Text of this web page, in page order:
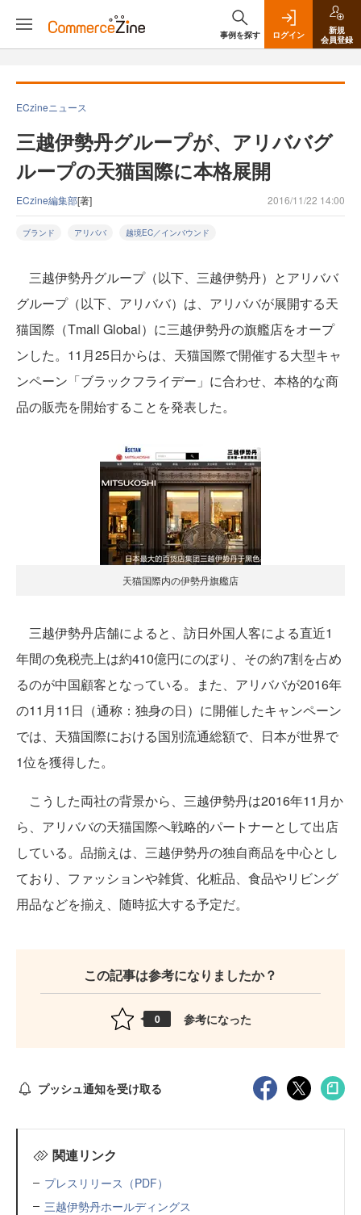
事例を探す ログイン
新規
会員登録
ECzineニュース
三越伊勢丹グループが、アリババグ
ループの天猫国際に本格展開
ECzine編集部[著] 2016/11/22 14:00
ブランド アリババ 越境EC／インバウンド
三越伊勢丹グループ（以下、三越伊勢丹）とアリババ
グループ（以下、アリババ）は、アリババが展開する天
猫国際（Tmall Global）に三越伊勢丹の旗艦店をオープ
ンした。11月25日からは、天猫国際で開催する大型キャ
ンペーン「ブラックフライデー」に合わせ、本格的な商
品の販売を開始することを発表した。
天猫国際内の伊勢丹旗艦店
三越伊勢丹店舗によると、訪日外国人客による直近1
年間の免税売上は約410億円にのぼり、その約7割を占め
るのが中国顧客となっている。また、アリババが2016年
の11月11日（通称：独身の日）に開催したキャンペーン
では、天猫国際における国別流通総額で、日本が世界で
1位を獲得した。
こうした両社の背景から、三越伊勢丹は2016年11月か
ら、アリババの天猫国際へ戦略的パートナーとして出店
している。品揃えは、三越伊勢丹の独自商品を中心とし
ており、ファッションや雑貨、化粧品、食品やリビング
用品などを揃え、随時拡大する予定だ。
この記事は参考になりましたか？
0 参考になった
プッシュ通知を受け取る
関連リンク
プレスリリース（PDF）
三越伊勢丹ホールディングス